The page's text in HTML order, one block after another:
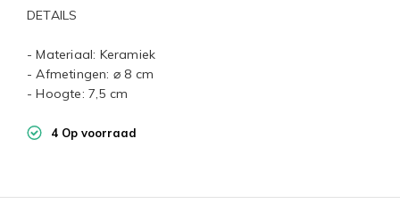
DETAILS
- Materiaal: Keramiek
- Afmetingen: ⌀ 8 cm
- Hoogte: 7,5 cm
4 Op voorraad